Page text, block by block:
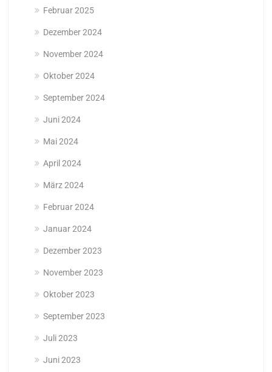
Februar 2025
Dezember 2024
November 2024
Oktober 2024
September 2024
Juni 2024
Mai 2024
April 2024
März 2024
Februar 2024
Januar 2024
Dezember 2023
November 2023
Oktober 2023
September 2023
Juli 2023
Juni 2023